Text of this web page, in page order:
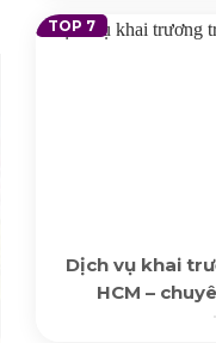
Dịch vụ khai
HCM –